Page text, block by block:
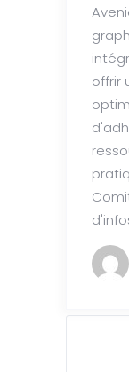
offrir